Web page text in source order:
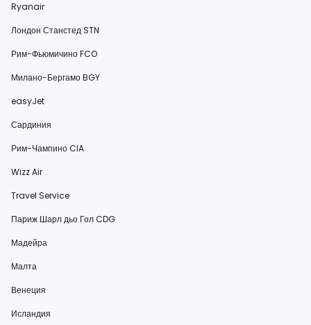
Ryanair
Лондон Станстед STN
Рим-Фьюмичино FCO
Милано-Бергамо BGY
easyJet
Сардиния
Рим-Чампино CIA
Wizz Air
Travel Service
Париж Шарл дьо Гол CDG
Мадейра
Малта
Венеция
Исландия